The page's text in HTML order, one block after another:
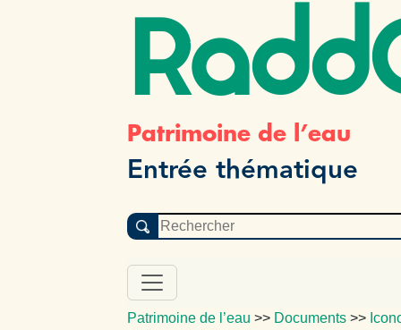
Patrimoine de l’eau
Entrée thématique
Patrimoine de l’eau >> Documents >>